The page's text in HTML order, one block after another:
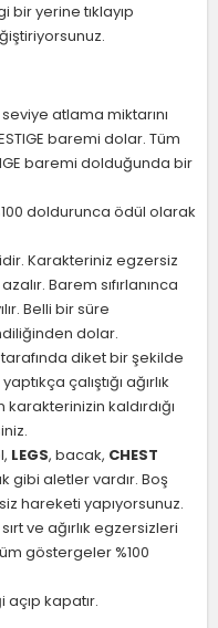
bir yerine tıklayıp
atlama miktarını
baremi dolar. Tüm
baremi dolduğunda bir
doldurunca ödül olarak
Karakteriniz egzersiz
Barem sıfırlanınca
Belli bir süre
dolar.
tarafında diket bir şekilde
çalıştığı ağırlık
kaldırdığı
LEGS, bacak, CHEST
gibi aletler vardır. Boş
hareketi yapıyorsunuz.
ve ağırlık egzersizleri
göstergeler %100
açıp kapatır.